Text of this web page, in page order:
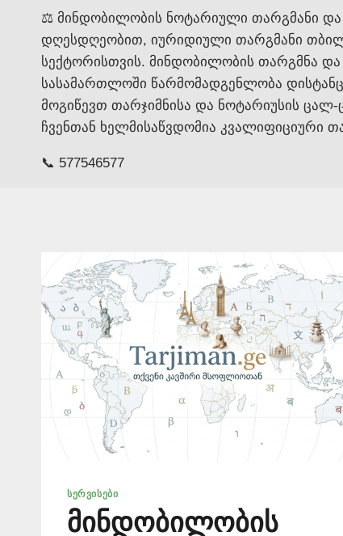
⚖️ მინდობილობის ნოტარიული თარგმანი
დღესდღეობით, იურიდიული თარგმანი
სექტორისთვის. მინდობილობის თარგმნა და
სასამართლოში წარმომადგენლობა
მოგიწევთ თარჯიმნისა და ნოტარიუსის
ჩვენთან ხელმისაწვდომია კვალიფიციური
📞 577546577
ᲡᲔᲠᲕᲘᲡᲔᲑᲘ
მინდობილობის